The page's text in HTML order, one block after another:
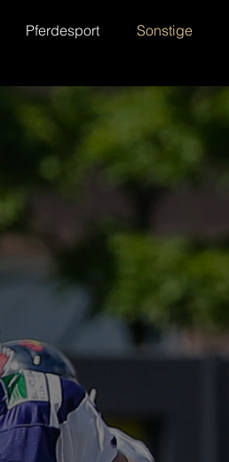
Pferdesport Sonstige